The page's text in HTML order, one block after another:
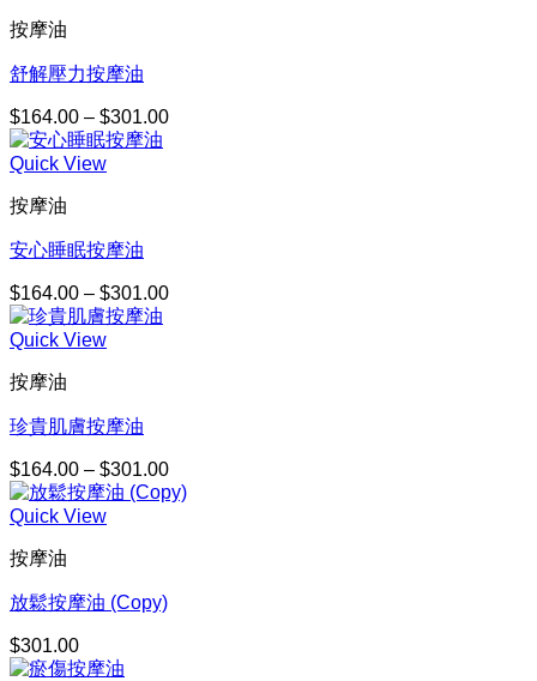
按摩油
舒解壓力按摩油
$164.00 – $301.00價
Quick View
按摩油
安心睡眠按摩油
$164.00 – $301.00價
Quick View
按摩油
珍貴肌膚按摩油
$164.00 – $301.00價
格
Quick View
按摩油
放鬆按摩油 (Copy)
$301.00